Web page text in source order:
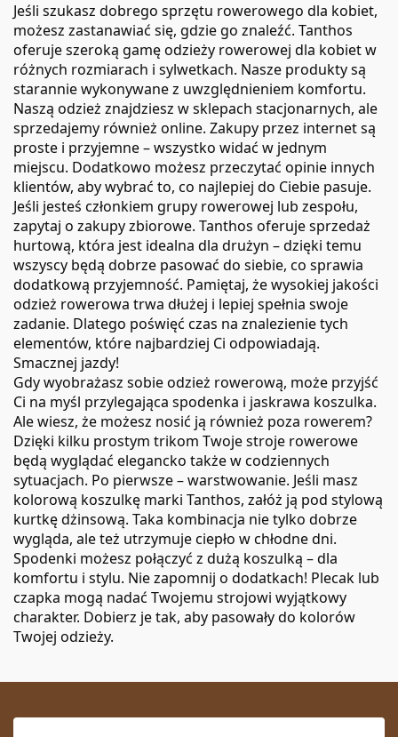
Jeśli szukasz dobrego sprzętu rowerowego dla kobiet,
możesz zastanawiać się, gdzie go znaleźć. Tanthos
oferuje szeroką gamę odzieży rowerowej dla kobiet w
różnych rozmiarach i sylwetkach. Nasze produkty są
starannie wykonywane z uwzględnieniem komfortu.
Naszą odzież znajdziesz w sklepach stacjonarnych, ale
sprzedajemy również online. Zakupy przez internet są
proste i przyjemne – wszystko widać w jednym
miejscu. Dodatkowo możesz przeczytać opinie innych
klientów, aby wybrać to, co najlepiej do Ciebie pasuje.
Jeśli jesteś członkiem grupy rowerowej lub zespołu,
zapytaj o zakupy zbiorowe. Tanthos oferuje sprzedaż
hurtową, która jest idealna dla drużyn – dzięki temu
wszyscy będą dobrze pasować do siebie, co sprawia
dodatkową przyjemność. Pamiętaj, że wysokiej jakości
odzież rowerowa trwa dłużej i lepiej spełnia swoje
zadanie. Dlatego poświęć czas na znalezienie tych
elementów, które najbardziej Ci odpowiadają.
Smacznej jazdy!
Gdy wyobrażasz sobie odzież rowerową, może przyjść
Ci na myśl przylegająca spodenka i jaskrawa koszulka.
Ale wiesz, że możesz nosić ją również poza rowerem?
Dzięki kilku prostym trikom Twoje stroje rowerowe
będą wyglądać elegancko także w codziennych
sytuacjach. Po pierwsze – warstwowanie. Jeśli masz
kolorową koszulkę marki Tanthos, załóż ją pod stylową
kurtkę dżinsową. Taka kombinacja nie tylko dobrze
wygląda, ale też utrzymuje ciepło w chłodne dni.
Spodenki możesz połączyć z dużą koszulką – dla
komfortu i stylu. Nie zapomnij o dodatkach! Plecak lub
czapka mogą nadać Twojemu strojowi wyjątkowy
charakter. Dobierz je tak, aby pasowały do kolorów
Twojej odzieży.